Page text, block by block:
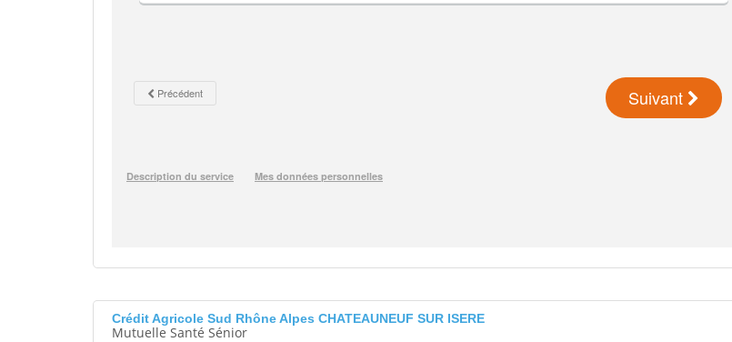
Crédit Agricole Sud Rhône Alpes CHATEAUNEUF SUR ISERE
Mutuelle Santé Sénior